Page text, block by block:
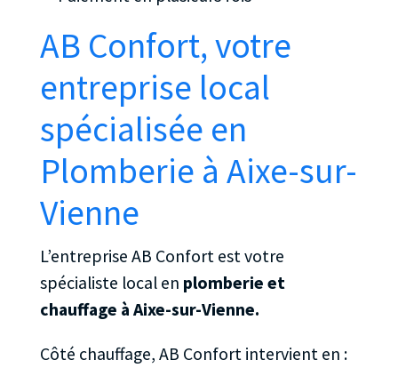
AB Confort, votre
entreprise local
spécialisée en
Plomberie à Aixe-sur-
Vienne
L’entreprise AB Confort est votre
spécialiste local en plomberie et
chauffage à Aixe-sur-Vienne.
Côté chauffage, AB Confort intervient en :